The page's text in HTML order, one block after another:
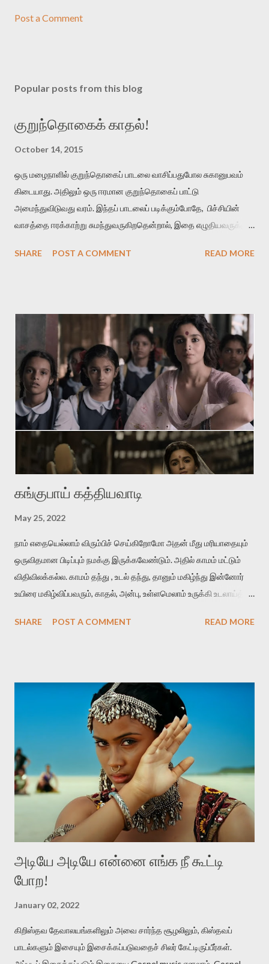
Post a Comment
Popular posts from this blog
குறுந்தொகைக் காதல்!
October 14, 2015
ஒரு மழைநாளில் குறுந்தொகைப் பாடலை வாசிப்பதுபோல சுகானுபவம்
கிடையாது. அதிலும் ஒரு ஈரமான குறுந்தொகைப் பாட்டு
அமைந்துவிடுவது வரம். இந்தப் பாடலைப் படிக்கும்போதே, பிச்சியின்
வாசத்தை ஈரக்காற்று சுமந்துவருகிறதென்றால், இதை எழுதியவருக்கும்
கொழுமுகை இரும்பனம் பசுங்குடைப் பலவுடன் பொதிந்து பெரும்பெயல்
அதை ஒரு அடைமழை பெய்கிற விடியற்காலைல திறந்துவிட்டதுபோல
நன்மணமும் குளிர்ச்சியும் உடைய மேனி கொண்டவள் அவள்.
அவளை எப்பிடி நான் பிரிஞ்சிருப்பேன் . அவளைப் பிரிந்தா ல் என்னால் உயிர்
வாழமுடியாது. 'சின்னப் பூக்கள் பார்க்கையில் தேகம் பார்த்த ஞாபகம்'
என்கிற வைரமுத்து வரிகள்போல கவலைகொள்கிறான் தலைவன்.
ஆனால் இதிலே வாசம்தான் அவனை வாட்டுகிறது. இதில்
'நறுந்தண்ணியள்‬' என்பது ஈர்ப்புள்ள சொல். காதலனின் மென்மையான
SHARE POST A COMMENT READ MORE
கங்குபாய் கத்தியவாடி
May 25, 2022
நாம் எதையெல்லாம் விரும்பிச் செய்கிறோமோ அதன் மீது மரியாதையும்
ஒருவிதமான பிடிப்பும் நமக்கு இருக்கவேண்டும். அதில் காமம் மட்டும்
விதிவிலக்கல்ல. காமம் தந்து , உடல் தந்து, தானும் மகிழ்ந்து இன்னோர்
உயிரை மகிழ்விப்பவரும், காதல், அன்பு, உள்ளமெலாம் உருக்கி உடலாய்த்
மதிக்கப்பட வேண்டியவர்கள். அவர்கள் ஆணாய் இருந்தாலும்,
விஸ்தாரமான அறிவினாலும், நடத்தையினாலும், வார்த்தையினாலும்
உள்ளுக்குள்ளே நிகழும் மாற்றத்தினாலும் எழவேண்டும். கங்குபாய்
என்கிற இந்தப் படம், விலைமாதர்களின் வாழ்வியலைப் பேசுகிறது.
விலைமாதர்கள் வெவ்வேறு தரத்தில் இருக்கிறார்கள். ஒவ்வொரு
பெறுமதிக்கு ஏற்றபடி ஒவ்வொரு தரத்தில் இருக்கிறார்கள். நன்கு படித்து
வேலைபார்க்கும் விலைமாதர்களும் இருக்கிறார்கள். பகுதியாய்
விலைமாதராக இருப்பவர்களும் இருக்கிறார்கள். இப்போதும் அப்போதும்,
விலைமாதர்கள் வெவ்வேறு தரத்தில் இருந்தா...
SHARE POST A COMMENT READ MORE
அடியே அடியே என்னை எங்க நீ கூட்டி
போற!
January 02, 2022
கிறிஸ்தவ தேவாலயங்களிலும் அவை சார்ந்த சூழலிலும், கிஸ்தவப்
பாடல்களும் இசையும் இசைக்கப்படுவதைச் சிலர் கேட்டிருப்பீர்கள்.